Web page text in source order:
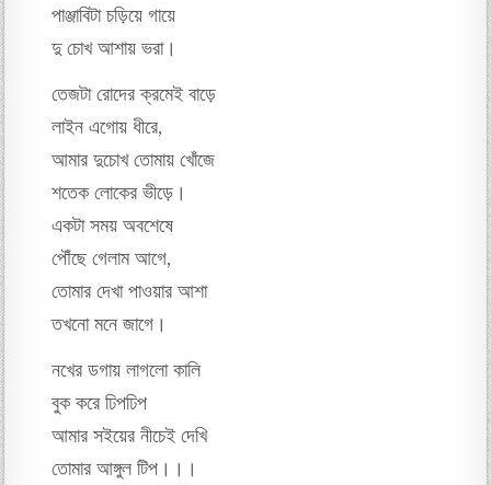
পাঞ্জাবিটা চড়িয়ে গায়ে
দু চোখ আশায় ভরা।
তেজটা রোদের ক্রমেই বাড়ে
লাইন এগোয় ধীরে,
আমার দুচোখ তোমায় খোঁজে
শতেক লোকের ভীড়ে।
একটা সময় অবশেষে
পৌঁছে গেলাম আগে,
তোমার দেখা পাওয়ার আশা
তখনো মনে জাগে।
নখের ডগায় লাগলো কালি
বুক করে ঢিপঢিপ
আমার সইয়ের নীচেই দেখি
তোমার আঙ্গুল টিপ।।।